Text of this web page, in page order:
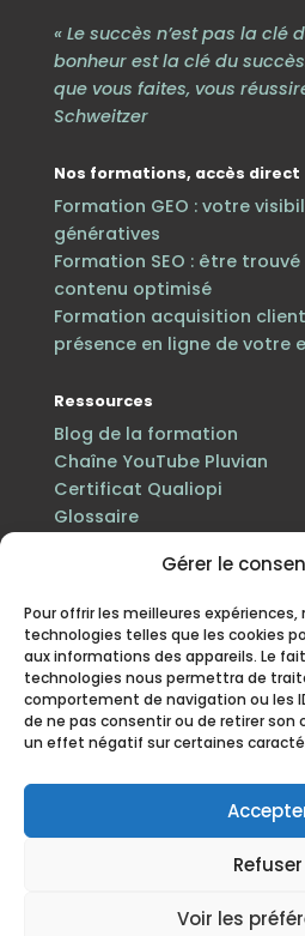
Gérer le
Pour offrir les meilleures
technologies telles que les cookies
aux informations des appareils. Le
technologies nous permettra de
comportement de navigation ou les
de ne pas consentir ou de retirer
un effet négatif sur certaines
Refuser
Voir les
« Le succès n’est pas la clé
bonheur est la clé du
que vous faites, vous
Schweitzer
Nos formations, accès direct
Formation GEO : votre
génératives
Formation SEO : être
contenu optimisé
Formation acquisition
présence en ligne de votre
Ressources
Blog de la formation
Chaîne YouTube Pluvian
Certificat Qualiopi
Glossaire
formation · n° de déclaration
enregistré auprès du préfet de
Politique de
mis à jour en juillet 2026